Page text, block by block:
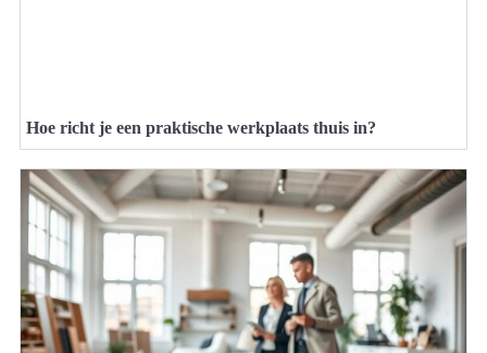
Hoe richt je een praktische werkplaats thuis in?